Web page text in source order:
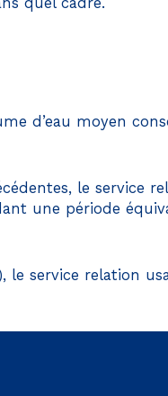
d’eau moyen
le service
une période
le service relation